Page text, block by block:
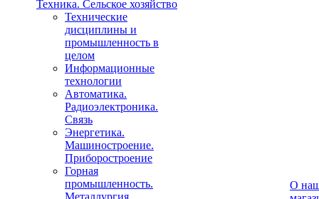
Техника. Сельское хозяйство
Технические
дисциплины и
промышленность в
целом
Информационные
технологии
Автоматика.
Радиоэлектроника.
Связь
Энергетика.
Машиностроение.
Приборостроение
Горная
промышленность.
Металлургия
О